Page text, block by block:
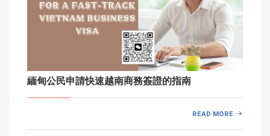
緬甸公民申請快速越南商務簽證的指南
READ MORE